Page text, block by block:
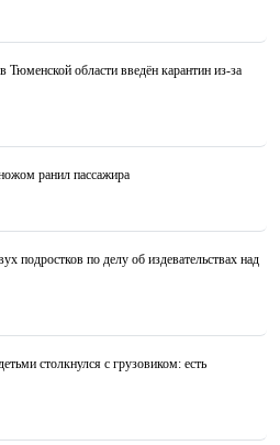
области введён карантин из-за
ранил пассажира
подростков по делу об издевательствах над
столкнулся с грузовиком: есть